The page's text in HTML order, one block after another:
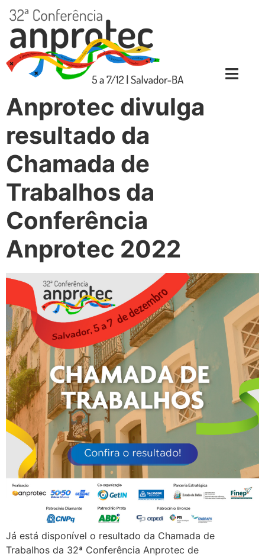
Anprotec divulga
resultado da
Chamada de
Trabalhos da
Conferência
Anprotec 2022
Já está disponível o resultado da Chamada de
Trabalhos da 32ª Conferência Anprotec de